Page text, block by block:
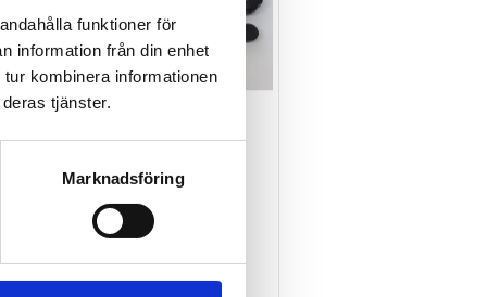
funktioner för
information från din enhet
kombinera informationen
tjänster.
Marknadsföring
MONTERINGSSATS U-
BYGEL GUMMERAD CC
100 MM 4-PACK
Nytt takräcke, nya fästen
495kr